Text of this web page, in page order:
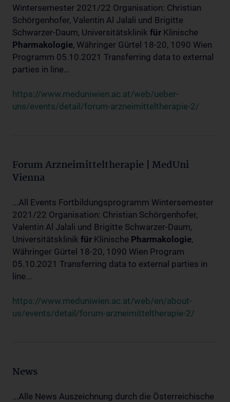
Wintersemester 2021/22 Organisation: Christian
Schörgenhofer, Valentin Al Jalali und Brigitte
Schwarzer-Daum, Universitätsklinik für Klinische
Pharmakologie, Währinger Gürtel 18-20, 1090 Wien
Programm 05.10.2021 Transferring data to external
parties in line...
https://www.meduniwien.ac.at/web/ueber-
uns/events/detail/forum-arzneimitteltherapie-2/
Forum Arzneimitteltherapie | MedUni
Vienna
...All Events Fortbildungsprogramm Wintersemester
2021/22 Organisation: Christian Schörgenhofer,
Valentin Al Jalali und Brigitte Schwarzer-Daum,
Universitätsklinik für Klinische Pharmakologie,
Währinger Gürtel 18-20, 1090 Wien Program
05.10.2021 Transferring data to external parties in
line...
https://www.meduniwien.ac.at/web/en/about-
us/events/detail/forum-arzneimitteltherapie-2/
News
...Alle News Auszeichnung durch die Österreichische